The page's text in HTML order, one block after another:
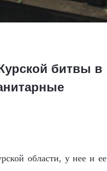
битвы в
области, у нее и ее